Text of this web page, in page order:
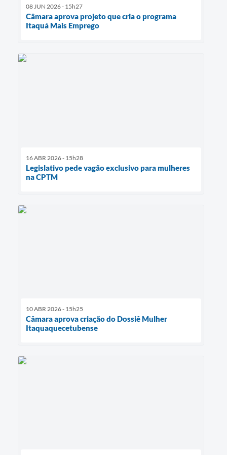
08 JUN 2026 - 15h27
Câmara aprova projeto que cria o programa
Itaquá Mais Emprego
16 ABR 2026 - 15h28
Legislativo pede vagão exclusivo para mulheres
na CPTM
10 ABR 2026 - 15h25
Câmara aprova criação do Dossiê Mulher
Itaquaquecetubense